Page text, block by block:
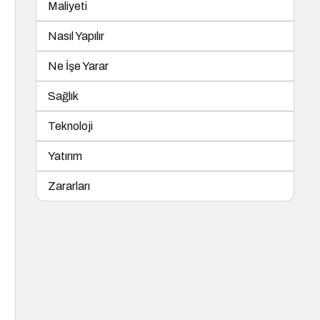
Maliyeti
Nasıl Yapılır
Ne İşe Yarar
Sağlık
Teknoloji
Yatırım
Zararları